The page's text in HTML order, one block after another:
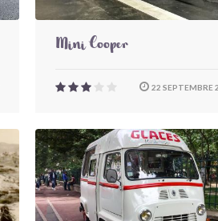
Mini Cooper
22 SEPTEMBRE